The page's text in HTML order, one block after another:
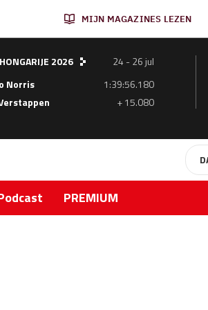
MIJN MAGAZINES LEZEN
2026
24 - 26 jul
Norris
1:39:56.180
+ 15.080
PREMIUM